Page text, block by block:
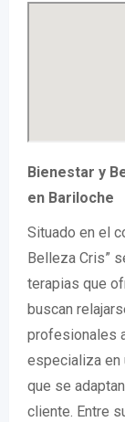
Bienestar y
en Bariloche
Situado en el
Belleza Cris”
terapias que
buscan
profesionales
especializa en
que se
cliente. Entre